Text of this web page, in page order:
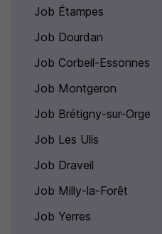
Job Étampes
Job Dourdan
Job Corbeil-Essonnes
Job Montgeron
Job Brétigny-sur-Orge
Job Les Ulis
Job Draveil
Job Milly-la-Forêt
Job Yerres